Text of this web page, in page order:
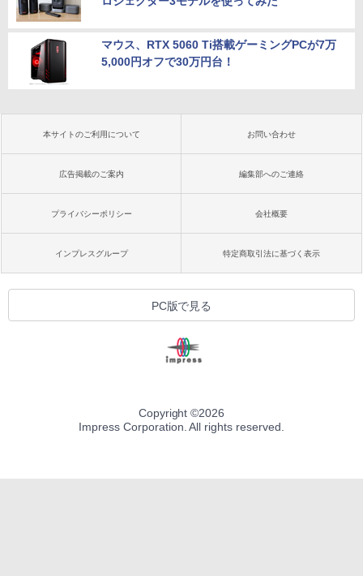
マウス、RTX 5060 Ti搭載ゲーミングPCが7万
5,000円オフで30万円台！
本サイトのご利用について お問い合わせ
広告掲載のご案内 編集部へのご連絡
プライバシーポリシー 会社概要
インプレスグループ 特定商取引法に基づく表示
PC版で見る
Copyright ©2026
Impress Corporation. All rights reserved.